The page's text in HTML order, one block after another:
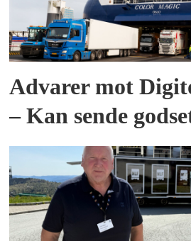
Advarer mot
– Kan sende